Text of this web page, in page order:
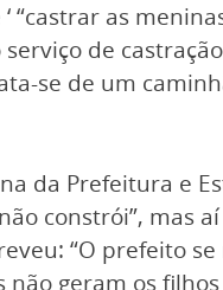
as
de
se de um
da Prefeitura e
constrói”, mas
“O prefeito
geram os filhos